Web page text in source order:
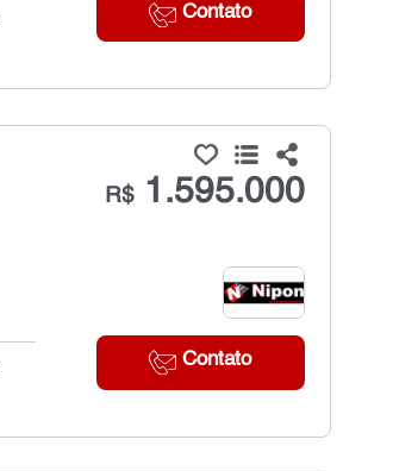
Contato
R$1.595.000
Contato